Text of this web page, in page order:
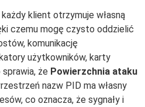
klient otrzymuje własną
czemu mogę czysto oddzielić
komunikację
użytkowników, karty
że Powierzchnia ataku
nazw PID ma własny
co oznacza, że sygnały i